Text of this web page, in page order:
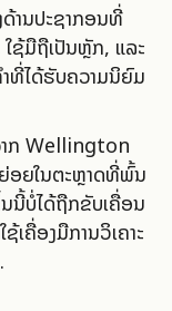
ານປະຊາກອນທີ່
ຊ້ມືຖືເປັນຫຼັກ, ແລະ
ທີ່ໄດ້ຮັບຄວາມນິຍົມ
າກ Wellington
ອຍໃນຕະຫຼາດທີ່ພົ້ນ
ນີ້ບໍ່ໄດ້ຖືກຂັບເຄື່ອນ
ເຄື່ອງມືການວິເຄາະ